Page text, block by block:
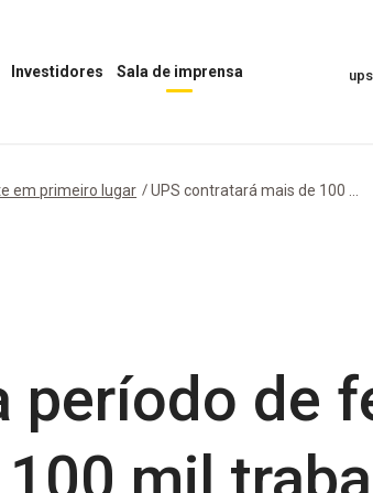
Investidores Sala de imprensa
Imprensa”
em primeiro lugar UPS contratará mais de 100 ...
período de